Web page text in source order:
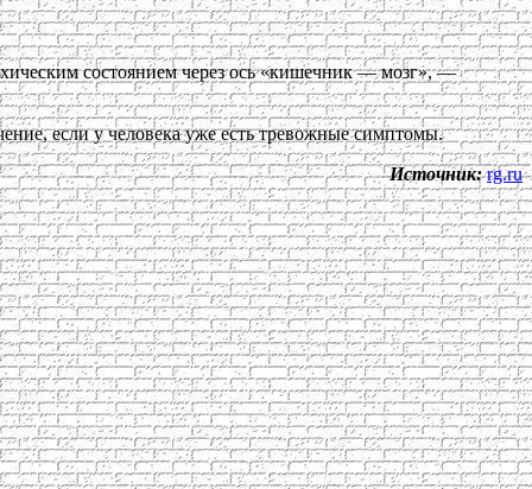
состоянием через ось «кишечник — мозг», —
если у человека уже есть тревожные симптомы.
Источник: rg.ru